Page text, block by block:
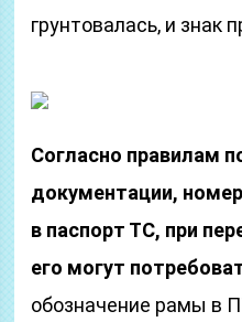
грунтовалась, и знак
Согласно правилам
документации,
в паспорт ТС, при
его могут
обозначение рамы в